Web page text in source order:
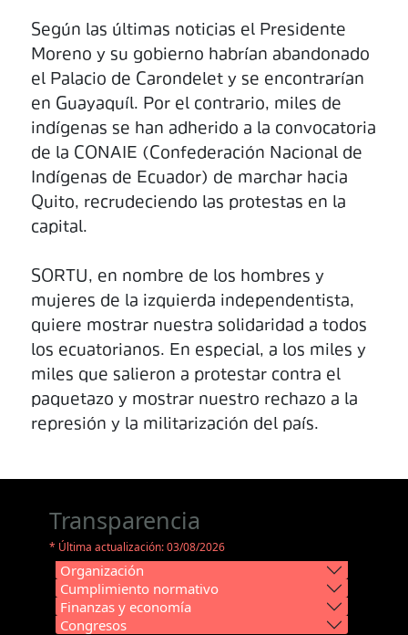
Según las últimas noticias el Presidente
Moreno y su gobierno habrían abandonado
el Palacio de Carondelet y se encontrarían
en Guayaquíl. Por el contrario, miles de
indígenas se han adherido a la convocatoria
de la CONAIE (Confederación Nacional de
Indígenas de Ecuador) de marchar hacia
Quito, recrudeciendo las protestas en la
capital.
SORTU, en nombre de los hombres y
mujeres de la izquierda independentista,
quiere mostrar nuestra solidaridad a todos
los ecuatorianos. En especial, a los miles y
miles que salieron a protestar contra el
paquetazo y mostrar nuestro rechazo a la
represión y la militarización del país.
Transparencia
* Última actualización: 03/08/2026
Organización
Cumplimiento normativo
Finanzas y economía
Congresos